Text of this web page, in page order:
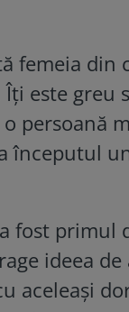
femeia
este greu
persoană
începutul
fost primul
ideea
aceleași